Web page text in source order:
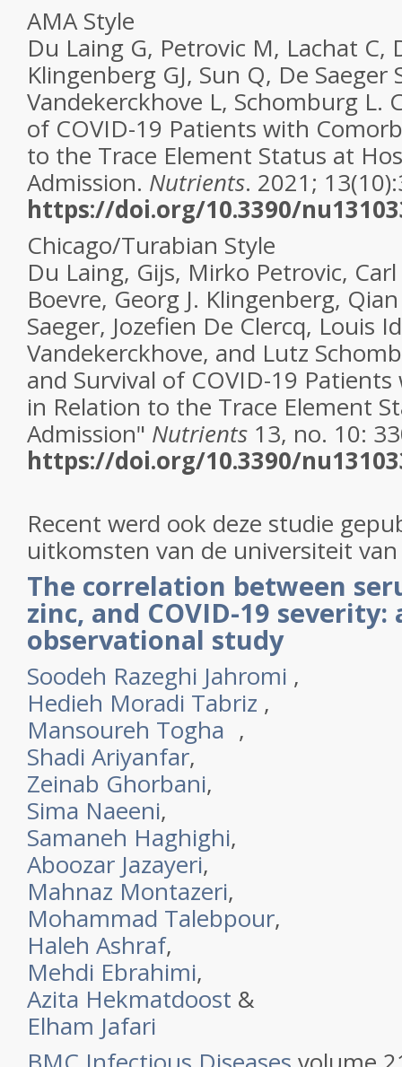
AMA Style
Du Laing G, Petrovic M, Lachat C,
Klingenberg GJ, Sun Q, De Saeger
Vandekerckhove L, Schomburg L.
of COVID-19 Patients with
to the Trace Element Status at
Admission. Nutrients. 2021;
https://doi.org/10.3390/
Chicago/Turabian Style
Du Laing, Gijs, Mirko Petrovic,
Boevre, Georg J. Klingenberg,
Saeger, Jozefien De Clercq, Louis
Vandekerckhove, and Lutz
and Survival of COVID-19
in Relation to the Trace Element
Admission" Nutrients 13, no. 10:
https://doi.org/10.3390/
Recent werd ook deze studie
uitkomsten van de universiteit
The correlation between
zinc, and COVID-19 severity:
observational study
Soodeh Razeghi Jahromi ,
Hedieh Moradi Tabriz ,
Mansoureh Togha ,
Shadi Ariyanfar,
Zeinab Ghorbani,
Sima Naeeni,
Samaneh Haghighi,
Aboozar Jazayeri,
Mahnaz Montazeri,
Mohammad Talebpour,
Haleh Ashraf,
Mehdi Ebrahimi,
Azita Hekmatdoost &
Elham Jafari